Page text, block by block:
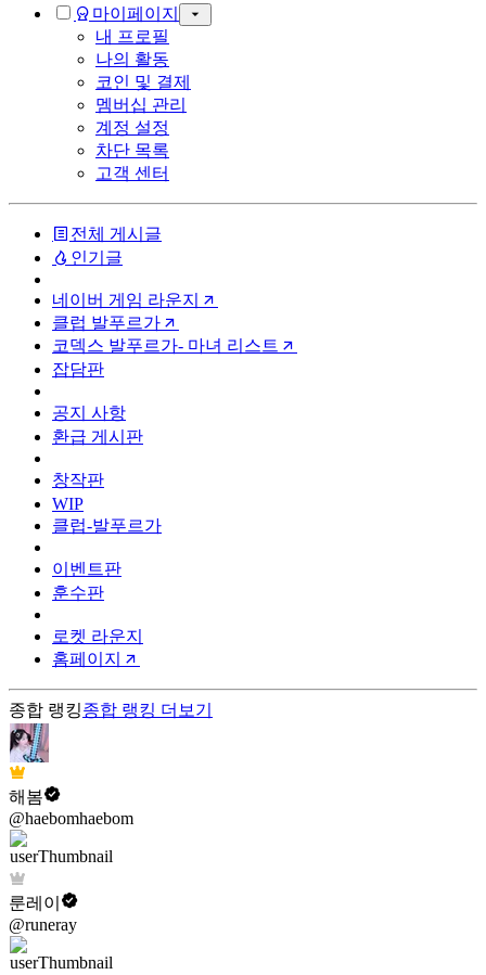
마이페이지
내 프로필
나의 활동
코인 및 결제
멤버십 관리
계정 설정
차단 목록
고객 센터
전체 게시글
인기글
네이버 게임 라운지
클럽 발푸르가
코덱스 발푸르가- 마녀 리스트
잡담판
공지 사항
환급 게시판
창작판
WIP
클럽-발푸르가
이벤트판
훈수판
로켓 라운지
홈페이지
종합 랭킹종합 랭킹 더보기
해봄
@haebomhaebom
룬레이
@runeray